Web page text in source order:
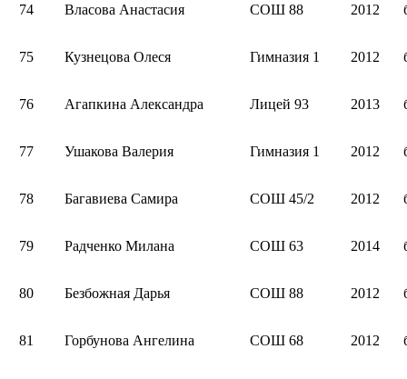
74 Власова Анастасия СОШ 88 2012
75 Кузнецова Олеся Гимназия 1 2012
76 Агапкина Александра Лицей 93 2013
77 Ушакова Валерия Гимназия 1 2012
78 Багавиева Самира СОШ 45/2 2012
79 Радченко Милана СОШ 63 2014
80 Безбожная Дарья СОШ 88 2012
81 Горбунова Ангелина СОШ 68 2012